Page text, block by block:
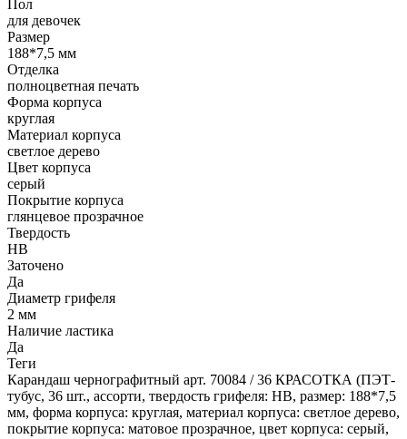
Пол
для девочек
Размер
188*7,5 мм
Отделка
полноцветная печать
Форма корпуса
круглая
Материал корпуса
светлое дерево
Цвет корпуса
серый
Покрытие корпуса
глянцевое прозрачное
Твердость
HB
Заточено
Да
Диаметр грифеля
2 мм
Наличие ластика
Да
Теги
Карандаш чернографитный арт. 70084 / 36 КРАСОТКА (ПЭТ-
тубус, 36 шт., ассорти, твердость грифеля: HB, размер: 188*7,5
мм, форма корпуса: круглая, материал корпуса: светлое дерево,
покрытие корпуса: матовое прозрачное, цвет корпуса: серый,